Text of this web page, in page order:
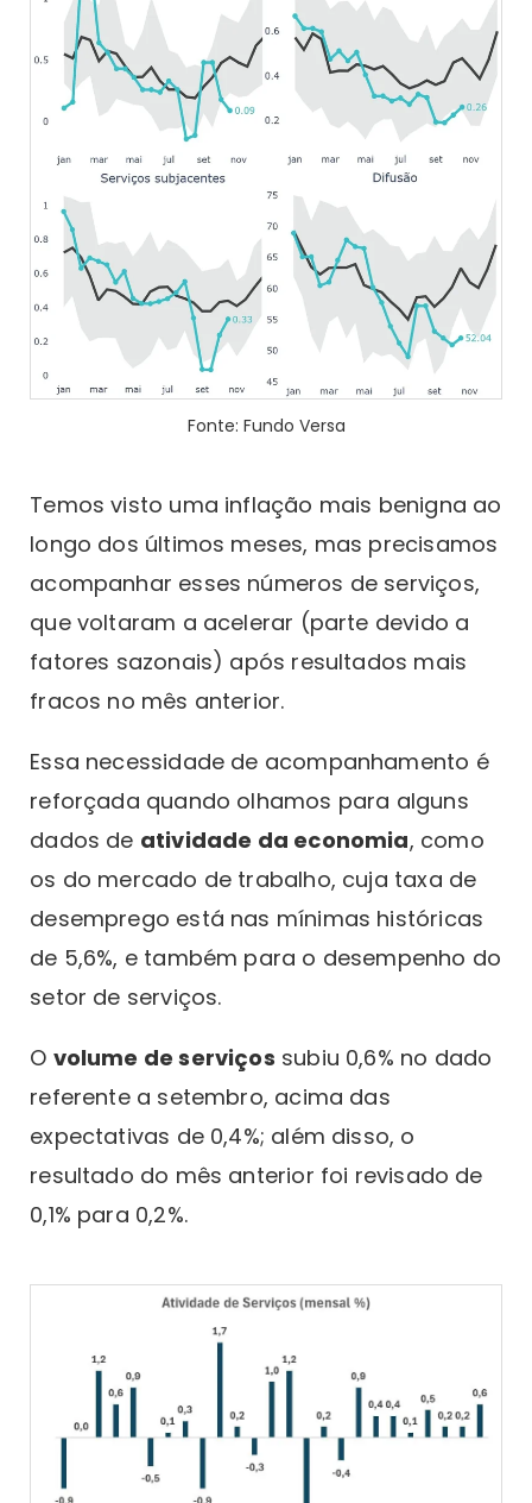
Fonte: Fundo Versa
Temos visto uma inflação mais benigna ao
longo dos últimos meses, mas precisamos
acompanhar esses números de serviços,
que voltaram a acelerar (parte devido a
fatores sazonais) após resultados mais
fracos no mês anterior.
Essa necessidade de acompanhamento é
reforçada quando olhamos para alguns
dados de atividade da economia, como
os do mercado de trabalho, cuja taxa de
desemprego está nas mínimas históricas
de 5,6%, e também para o desempenho do
setor de serviços.
O volume de serviços subiu 0,6% no dado
referente a setembro, acima das
expectativas de 0,4%; além disso, o
resultado do mês anterior foi revisado de
0,1% para 0,2%.